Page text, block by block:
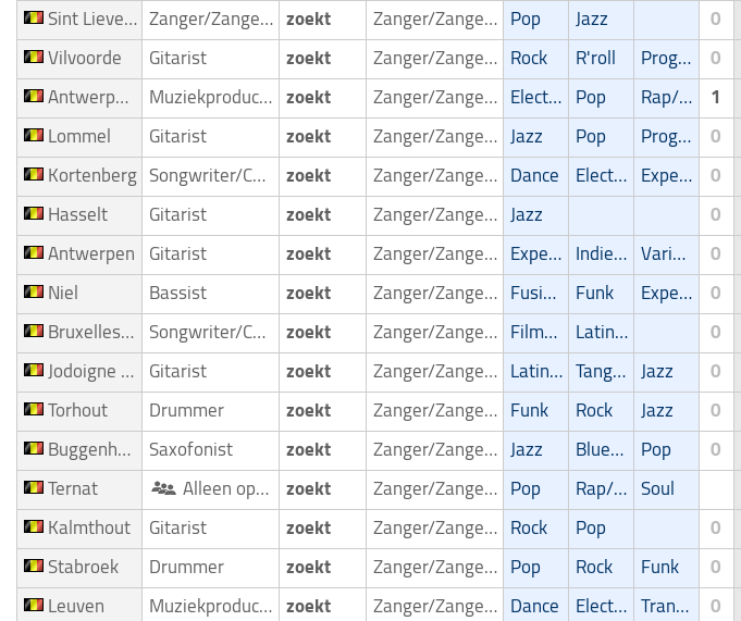
Sint Lievens Houtem Bavegem Zanger/Zangeres zoekt Zanger/Zangeres Pop Jazz 0
Vilvoorde Gitarist zoekt Zanger/Zangeres Rock R'roll Progressive 0
Antwerpen Wilrijk Muziekproducent zoekt Zanger/Zangeres Electronic Pop Rap/Hip-Hop/RnB 1
Lommel Gitarist zoekt Zanger/Zangeres Jazz Pop Progressive 0
Kortenberg Songwriter/Componist zoekt Zanger/Zangeres Dance Electronic Experimental 0
Hasselt Gitarist zoekt Zanger/Zangeres Jazz 0
Antwerpen Gitarist zoekt Zanger/Zangeres Experimental Indie/Alternative Variétés 0
Niel Bassist zoekt Zanger/Zangeres Fusion Funk Experimental 0
Bruxelles Laeken Songwriter/Componist zoekt Zanger/Zangeres Filmmuziek Latin muziek 0
Jodoigne Zétrud Lumay Gitarist zoekt Zanger/Zangeres Latin muziek Tango/Samba Jazz 0
Torhout Drummer zoekt Zanger/Zangeres Funk Rock Jazz 0
Buggenhout Saxofonist zoekt Zanger/Zangeres Jazz Blues/Swing Pop 0
Ternat Alleen optredend artist zoekt Zanger/Zangeres Pop Rap/Hip-Hop/RnB Soul
Kalmthout Gitarist zoekt Zanger/Zangeres Rock Pop 0
Stabroek Drummer zoekt Zanger/Zangeres Pop Rock Funk 0
Leuven Muziekproducent zoekt Zanger/Zangeres Dance Electronic Trance 0